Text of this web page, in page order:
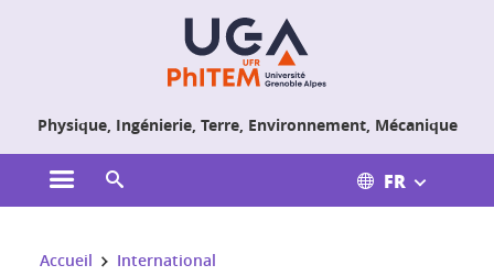
Physique, Ingénierie, Terre, Environnement, Mécanique
Ouvrir le menu principal FR
Vous êtes ici :
Accueil International